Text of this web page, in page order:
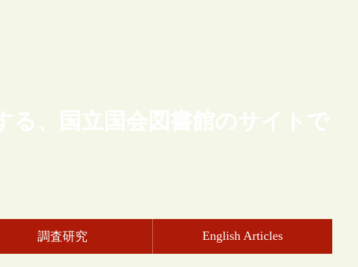
る、国立国会図書館のサイトで
調査研究 English Articles